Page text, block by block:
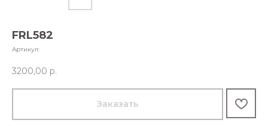
FRL582
Артикул:
3200,00 р.
Заказать